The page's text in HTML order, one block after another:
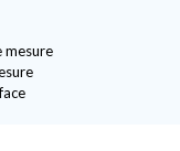
mesure